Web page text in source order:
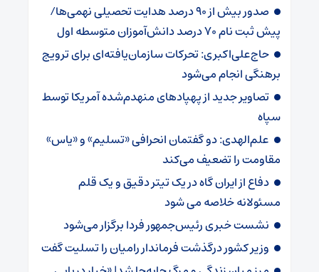
صدور بیش از ۹۰ درصد هدایت تحصیلی نهمی‌ها/
پیش ثبت نام ۷۰ درصد دانش‌آموزان متوسطه اول
حاج‌علی‌اکبری: تحرکات سازمان‌یافته‌ای برای ترویج
برهنگی انجام می‌شود
تصاویر جدید از پهپادهای منهدم‌شده آمریکا توسط
سپاه
علم‌الهدی: دو گفتمان انحرافی «تسلیم» و «یاس»
مقاومت را تضعیف می‌کند
دفاع از ایران گاه در یک تیتر دقیق و یک قلم
مسئولانه خلاصه می شود
نشست خبری رئیس‌جمهور فردا برگزار می‌شود
وزیر کشور درگذشت فرماندار رامیان را تسلیت گفت